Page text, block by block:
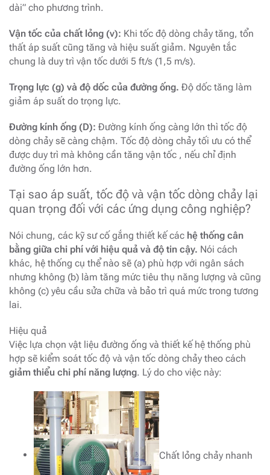
dài” cho phương trình.
Vận tốc của chất lỏng (v): Khi tốc độ dòng chảy tăng, tổn
thất áp suất cũng tăng và hiệu suất giảm. Nguyên tắc
chung là duy trì vận tốc dưới 5 ft/s (1,5 m/s).
Trọng lực (g) và độ dốc của đường ống. Độ dốc tăng làm
giảm áp suất do trọng lực.
Đường kính ống (D): Đường kính ống càng lớn thì tốc độ
dòng chảy sẽ càng chậm. Tốc độ dòng chảy tối ưu có thể
được duy trì mà không cần tăng vận tốc , nếu chỉ định
đường ống lớn hơn.
Tại sao áp suất, tốc độ và vận tốc dòng chảy lại
quan trọng đối với các ứng dụng công nghiệp?
Nói chung, các kỹ sư cố gắng thiết kế các hệ thống cân
bằng giữa chi phí với hiệu quả và độ tin cậy. Nói cách
khác, hệ thống cụ thể nào sẽ (a) phù hợp với ngân sách
nhưng không (b) làm tăng mức tiêu thụ năng lượng và cũng
không (c) yêu cầu sửa chữa và bảo trì quá mức trong tương
lai.
Hiệu quả
Việc lựa chọn vật liệu đường ống và thiết kế hệ thống phù
hợp sẽ kiểm soát tốc độ và vận tốc dòng chảy theo cách
giảm thiểu chi phí năng lượng. Lý do cho việc này:
Chất lỏng chảy nhanh